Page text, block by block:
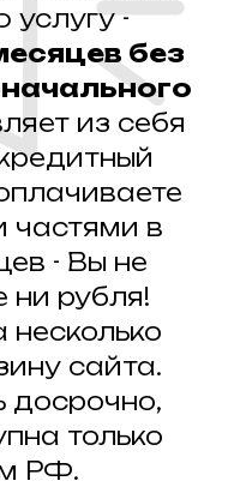
-
без
из себя
частями в
- Вы не
ни рубля!
сайта.
досрочно,
только
РФ.